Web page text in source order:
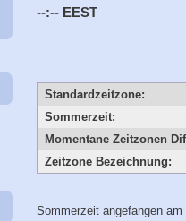
--:-- EEST
Standardzeitzone:
Sommerzeit:
Momentane Zeitzonen
Zeitzone Bezeichnung:
Sommerzeit angefangen